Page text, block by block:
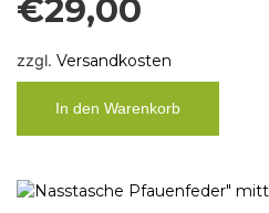
€29,00
zzgl. Versandkosten
In den Warenkorb